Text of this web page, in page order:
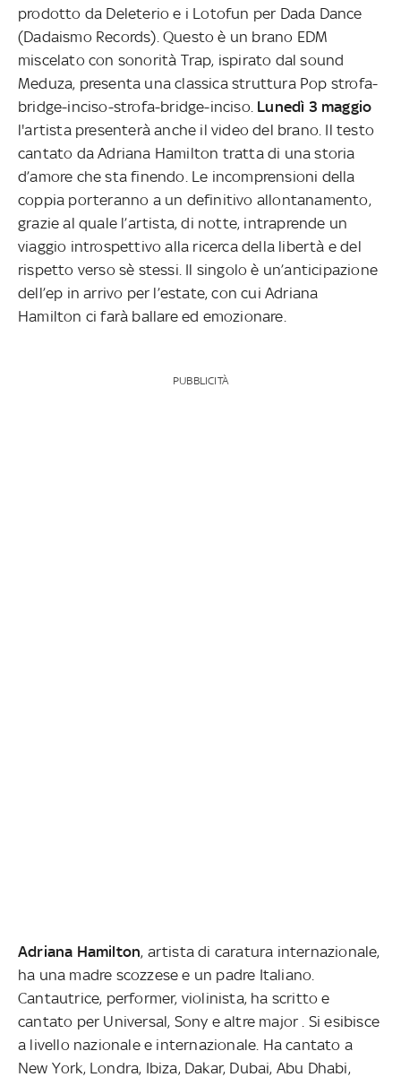
prodotto da Deleterio e i Lotofun per Dada Dance
(Dadaismo Records). Questo è un brano EDM
miscelato con sonorità Trap, ispirato dal sound
Meduza, presenta una classica struttura Pop strofa-
bridge-inciso-strofa-bridge-inciso. Lunedì 3 maggio
l'artista presenterà anche il video del brano. Il testo
cantato da Adriana Hamilton tratta di una storia
d’amore che sta finendo. Le incomprensioni della
coppia porteranno a un definitivo allontanamento,
grazie al quale l’artista, di notte, intraprende un
viaggio introspettivo alla ricerca della libertà e del
rispetto verso sè stessi. Il singolo è un’anticipazione
dell’ep in arrivo per l’estate, con cui Adriana
Hamilton ci farà ballare ed emozionare.
PUBBLICITÀ
Adriana Hamilton, artista di caratura internazionale,
ha una madre scozzese e un padre Italiano.
Cantautrice, performer, violinista, ha scritto e
cantato per Universal, Sony e altre major . Si esibisce
a livello nazionale e internazionale. Ha cantato a
New York, Londra, Ibiza, Dakar, Dubai, Abu Dhabi,